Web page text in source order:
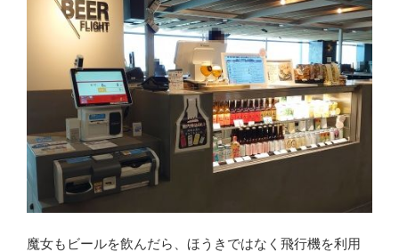
魔女もビールを飲んだら、ほうきではなく飛行機を利用